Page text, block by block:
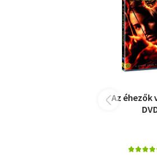
Az éhezők